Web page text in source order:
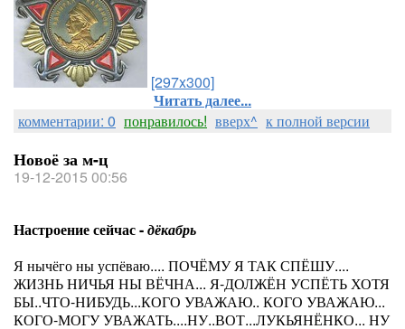
[297x300]
Читать далее...
комментарии: 0 понравилось! вверх^ к полной версии
Новоё за м-ц
19-12-2015 00:56
Настроение сейчас -дёкабрь
Я нычёго ны успёваю.... ПОЧЁМУ Я ТАК СПЁШУ....
ЖИЗНЬ НИЧЬЯ НЫ ВЁЧНА... Я-ДОЛЖЁН УСПЁТЬ ХОТЯ
БЫ..ЧТО-НИБУДЬ...КОГО УВАЖАЮ.. КОГО УВАЖАЮ...
КОГО-МОГУ УВАЖАТЬ....НУ..ВОТ...ЛУКЬЯНЁНКО... НУ